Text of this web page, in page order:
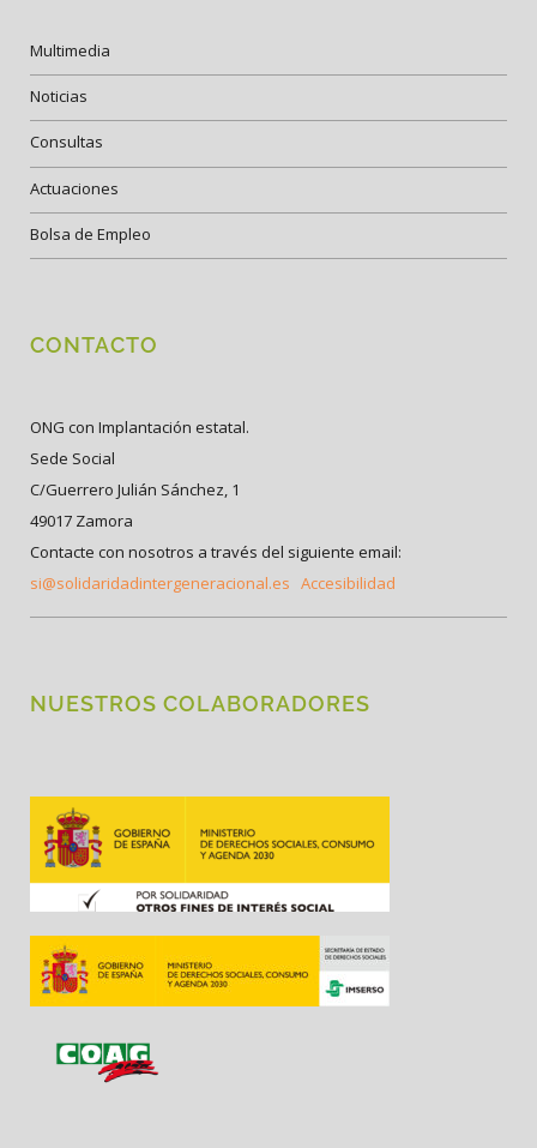
Multimedia
Noticias
Consultas
Actuaciones
Bolsa de Empleo
CONTACTO
ONG con Implantación estatal.
Sede Social
C/Guerrero Julián Sánchez, 1
49017 Zamora
Contacte con nosotros a través del siguiente email:
si@solidaridadintergeneracional.es Accesibilidad
NUESTROS COLABORADORES